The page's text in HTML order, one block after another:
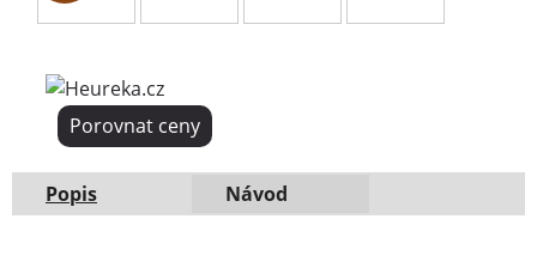
Porovnat ceny
Popis Návod